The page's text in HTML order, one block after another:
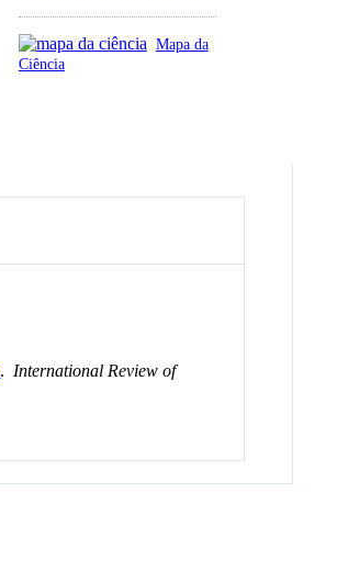
Mapa da
Ciência
. International Review of